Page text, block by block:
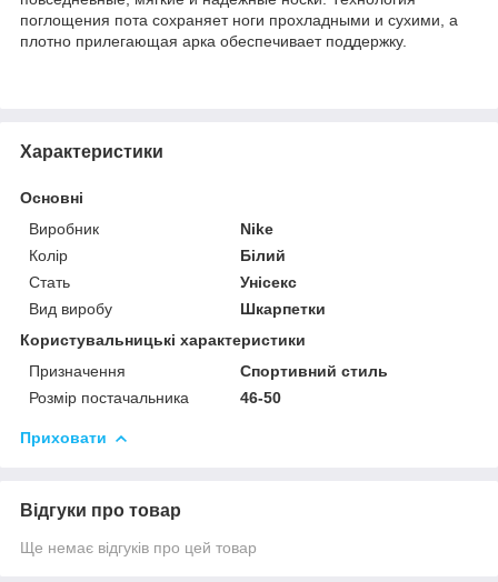
поглощения пота сохраняет ноги прохладными и сухими, а
плотно прилегающая арка обеспечивает поддержку.
Характеристики
Основні
Виробник
Nike
Колір
Білий
Стать
Унісекс
Вид виробу
Шкарпетки
Користувальницькі характеристики
Призначення
Спортивний стиль
Розмір постачальника
46-50
Приховати
Відгуки про товар
Ще немає відгуків про цей товар